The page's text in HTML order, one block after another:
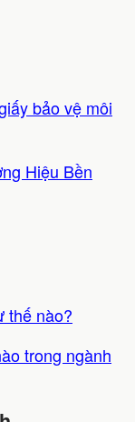
bảo vệ môi
Hiệu Bền
thế nào?
trong ngành